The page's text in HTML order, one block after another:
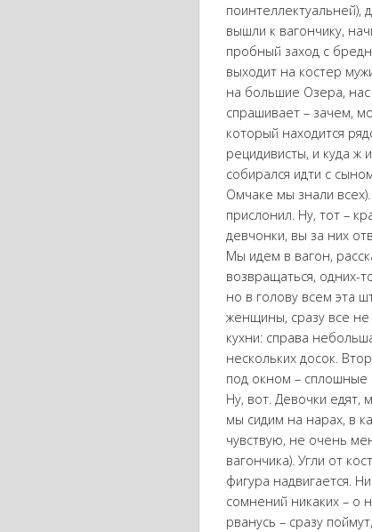
поинтеллектуальней),
вышли к вагончику,
пробный заход с
выходит на костер
на большие Озера, нас
спрашивает – зачем,
который находится
рецидивисты, и куда ж
собирался идти с
Омчаке мы знали
прислонил. Ну, тот –
девчонки, вы за них
Мы идем в вагон,
возвращаться, одних-
но в голову всем эта
женщины, сразу все не
кухни: справа
нескольких досок.
под окном – сплошные
Ну, вот. Девочки едят,
мы сидим на нарах, в
чувствую, не очень
вагончика). Угли от
фигура надвигается.
сомнений никаких – о
рванусь – сразу